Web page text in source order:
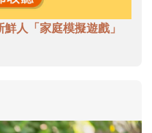
人「家庭模擬遊戲」